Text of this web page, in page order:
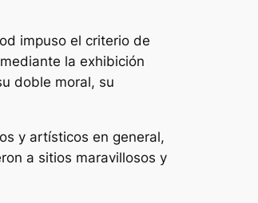
impuso el criterio de
la exhibición
doble moral, su
y artísticos en general,
a sitios maravillosos y